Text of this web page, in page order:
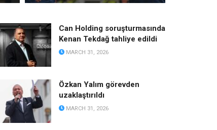
Can Holding soruşturmasında
Kenan Tekdağ tahliye edildi
MARCH 31, 2026
Özkan Yalım görevden
uzaklaştırıldı
MARCH 31, 2026